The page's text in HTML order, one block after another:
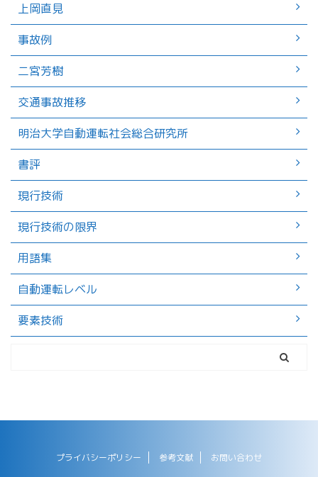
上岡直見
事故例
二宮芳樹
交通事故推移
明治大学自動運転社会総合研究所
書評
現行技術
現行技術の限界
用語集
自動運転レベル
要素技術
プライバシーポリシー 参考文献 お問い合わせ